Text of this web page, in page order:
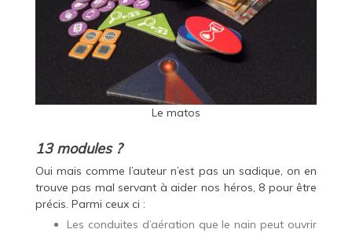
Le matos
13 modules ?
Oui mais comme l’auteur n’est pas un sadique, on en
trouve pas mal servant à aider nos héros, 8 pour être
précis. Parmi ceux ci :
Les conduites d’aération que le nain peut ouvrir